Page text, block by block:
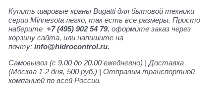
Купить шаровые краны Bugatti для бытовой техники
серии Minnesota легко, так есть все размеры. Просто
наберите +7 (495) 902 54 79, оформите заказ через
корзину сайта, или напишите на
почту:info@hidrocontrol.ru.
Самовывоз (с 9.00 до 20.00 ежедневно) | Доставка
(Москва 1-2 дня, 500 руб.) | Отправим транспортной
компанией по всей России.